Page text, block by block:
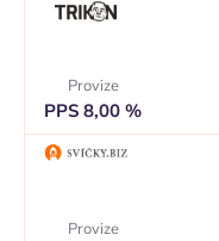
Provize
PPS 8,00 %
Provize